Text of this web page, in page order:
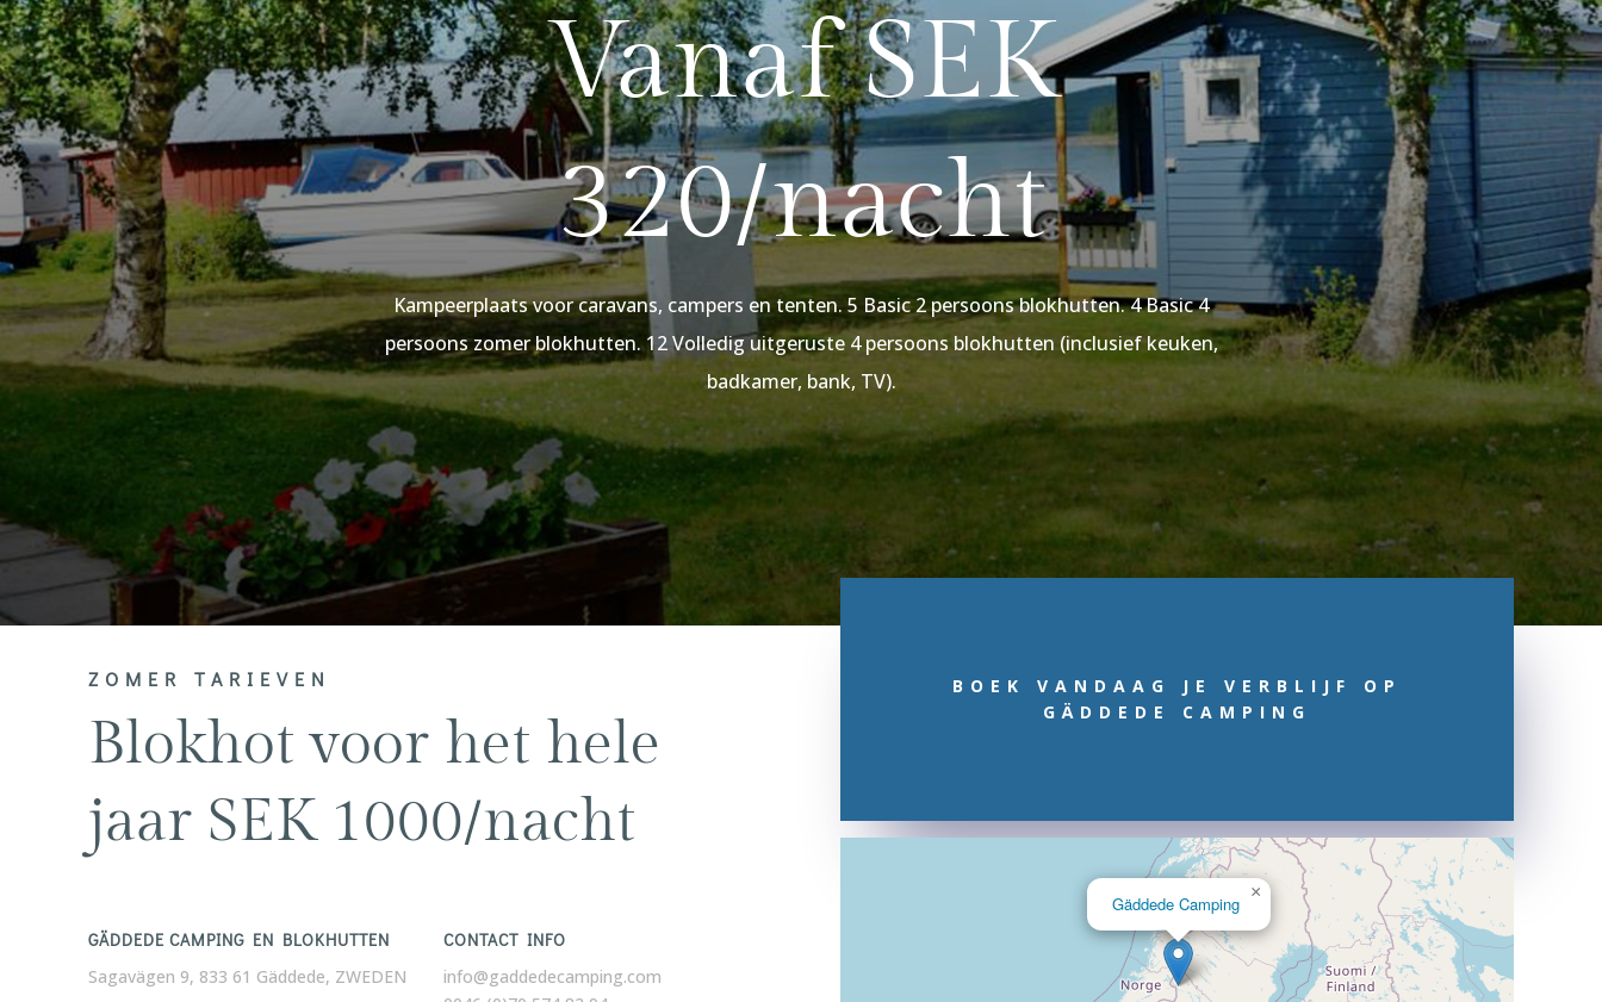
Vanaf SEK
320/nacht
Kampeerplaats voor caravans, campers en tenten. 5 Basic 2 persoons blokhutten. 4 Basic 4
persoons zomer blokhutten. 12 Volledig uitgeruste 4 persoons blokhutten (inclusief keuken,
badkamer, bank, TV).
ZOMER TARIEVEN
Blokhot voor het hele
jaar SEK 1000/nacht
GÄDDEDE CAMPING EN BLOKHUTTEN
Sagavägen 9, 833 61 Gäddede, ZWEDEN
CONTACT INFO
info@gaddedecamping.com
BOEK VANDAAG JE VERBLIJF OP
GÄDDEDE CAMPING
Gäddede Camping
×